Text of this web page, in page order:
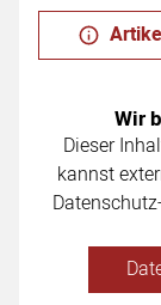
Wir
Dieser
kannst